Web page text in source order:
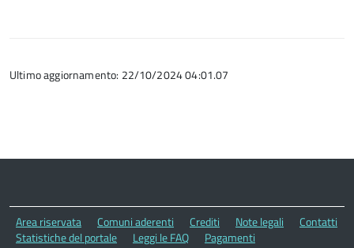
Ultimo aggiornamento: 22/10/2024 04:01.07
Area riservata Comuni aderenti Crediti Note legali
Contatti
Statistiche del portale
Leggi le FAQ
Pagamenti